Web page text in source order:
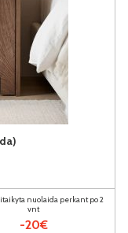
nuolaida perkant po 2
vnt
-20€